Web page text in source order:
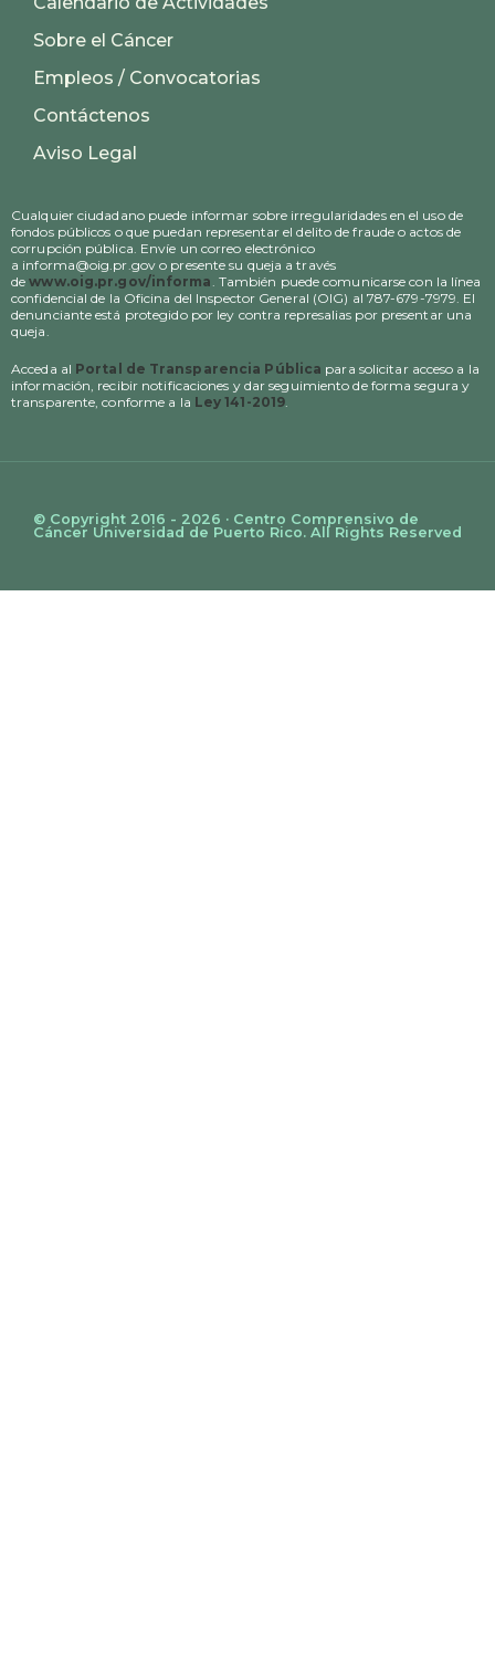
Sobre el Cáncer
Empleos / Convocatorias
Contáctenos
Aviso Legal
Cualquier ciudadano puede informar sobre irregularidades en el uso de
fondos públicos o que puedan representar el delito de fraude o actos de
corrupción pública. Envíe un correo electrónico
a informa@oig.pr.gov o presente su queja a través
dewww.oig.pr.gov/informa. También puede comunicarse con la línea
confidencial de la Oficina del Inspector General (OIG) al 787-679-7979. El
denunciante está protegido por ley contra represalias por presentar una
queja.
Acceda al Portal de Transparencia Pública para solicitar acceso a la
información, recibir notificaciones y dar seguimiento de forma segura y
transparente, conforme a la Ley 141-2019.
© Copyright 2016 - 2026 · Centro Comprensivo de
Cáncer Universidad de Puerto Rico. All Rights Reserved